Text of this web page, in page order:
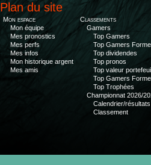
Plan du site
Mon espace
Mon équipe
Mes pronostics
Mes perfs
Mes infos
Mon historique argent
Mes amis
Classements
Gamers
Top Gamers
Top Gamers Forme
Top dividendes
Top pronos
Top valeur
Top Gamers Forme
Top Trophées
Championnat 2026/
Calendrier/résultats
Classement